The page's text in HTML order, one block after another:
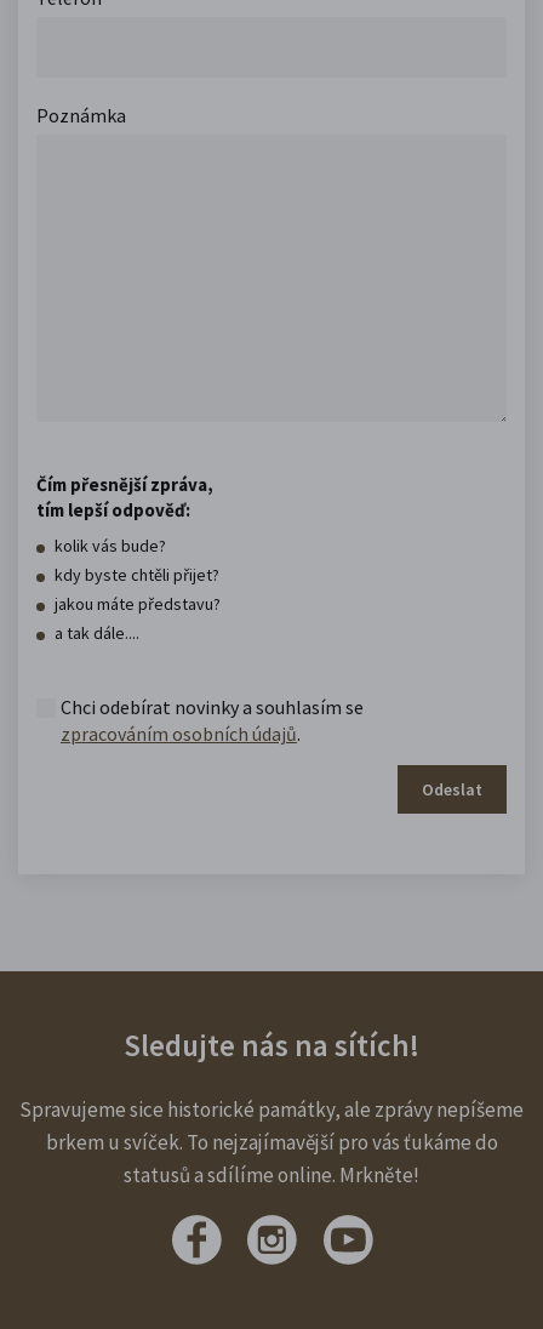
Poznámka
Čím přesnější zpráva,
tím lepší odpověď:
kolik vás bude?
kdy byste chtěli přijet?
jakou máte představu?
a tak dále....
Chci odebírat novinky a souhlasím se
zpracováním osobních údajů.
Odeslat
Sledujte nás na sítích!
Spravujeme sice historické památky, ale zprávy nepíšeme
brkem u svíček. To nejzajímavější pro vás ťukáme do
statusů a sdílíme online. Mrkněte!